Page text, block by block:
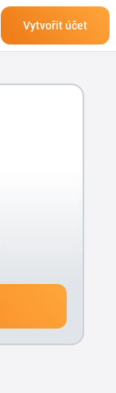
Vytvořit účet